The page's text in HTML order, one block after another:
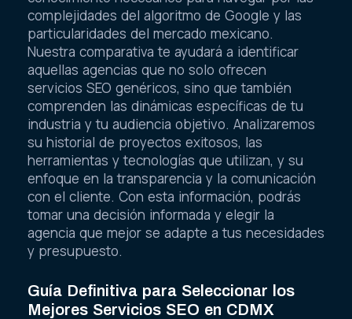
complejidades del algoritmo de Google y las
particularidades del mercado mexicano.
Nuestra comparativa te ayudará a identificar
aquellas agencias que no solo ofrecen
servicios SEO genéricos, sino que también
comprenden las dinámicas específicas de tu
industria y tu audiencia objetivo. Analizaremos
su historial de proyectos exitosos, las
herramientas y tecnologías que utilizan, y su
enfoque en la transparencia y la comunicación
con el cliente. Con esta información, podrás
tomar una decisión informada y elegir la
agencia que mejor se adapte a tus necesidades
y presupuesto.
Guía Definitiva para Seleccionar los
Mejores Servicios SEO en CDMX